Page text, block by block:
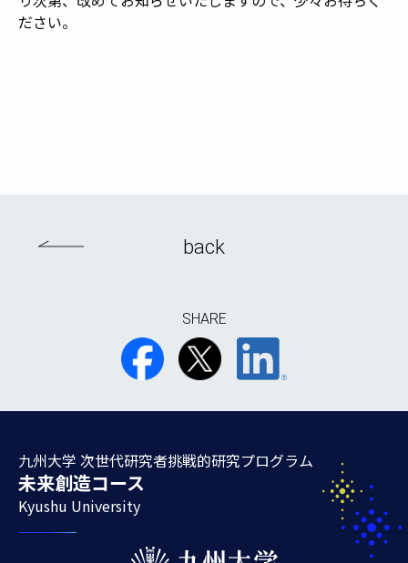
ださい。
back
SHARE
九州大学 次世代研究者挑戦的研究プログラム
未来創造コース
Kyushu University